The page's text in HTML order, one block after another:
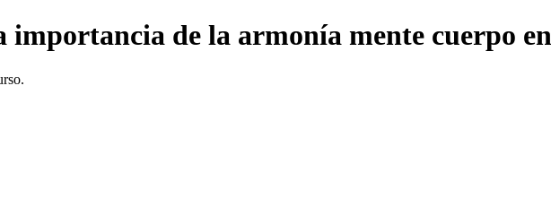
importancia de la armonía mente cuerpo